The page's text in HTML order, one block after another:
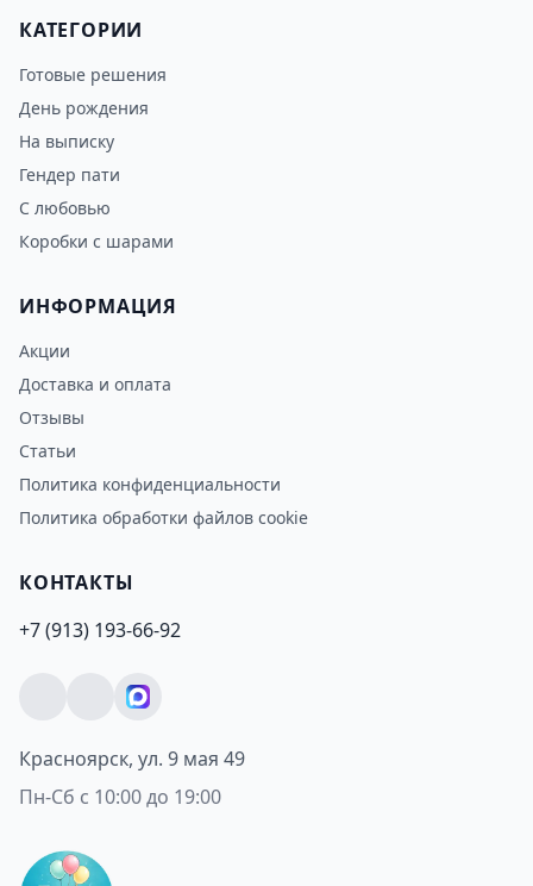
КАТЕГОРИИ
Готовые решения
День рождения
На выписку
Гендер пати
С любовью
Коробки с шарами
ИНФОРМАЦИЯ
Акции
Доставка и оплата
Отзывы
Статьи
Политика конфиденциальности
Политика обработки файлов cookie
КОНТАКТЫ
+7 (913) 193-66-92
Красноярск, ул. 9 мая 49
Пн-Сб с 10:00 до 19:00